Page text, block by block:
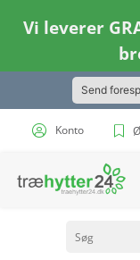
Vi leverer
Send
Konto